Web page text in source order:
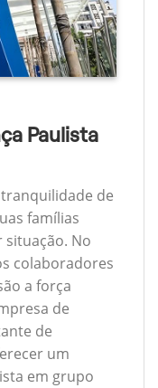
Paulista
de
famílias
No
colaboradores
a força
de
de
um
em grupo